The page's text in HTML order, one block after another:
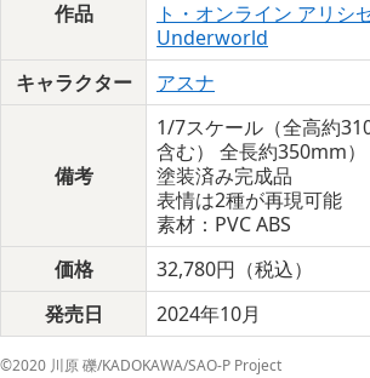
作品
ト・オンライン アリシ
Underworld
キャラクター
アスナ
備考
1/7スケール（全高約
含む） 全長約350mm）
塗装済み完成品
表情は2種が再現可能
素材：PVC ABS
価格
32,780円（税込）
発売日
2024年10月
©2020 川原 礫/KADOKAWA/SAO-P Project